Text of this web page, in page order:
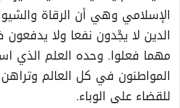
الإسلامي وهي أن الرقاة
الدين لا يجْدون نفعا ولا يدفعون
مهما فعلوا. وحده العلم الذي
المواطنون في كل العالم
للقضاء على الوباء.